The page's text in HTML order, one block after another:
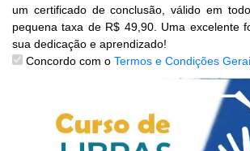
um certificado de conclusão, válido em
pequena taxa de R$ 49,90. Uma excelente
sua dedicação e aprendizado!
Concordo com o Termos e Condições